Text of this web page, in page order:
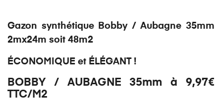
Gazon synthétique Bobby / Aubagne 35mm
2mx24m soit 48m2
ÉCONOMIQUE et ÉLÉGANT !
BOBBY / AUBAGNE 35mm à 9,97€
TTC/M2